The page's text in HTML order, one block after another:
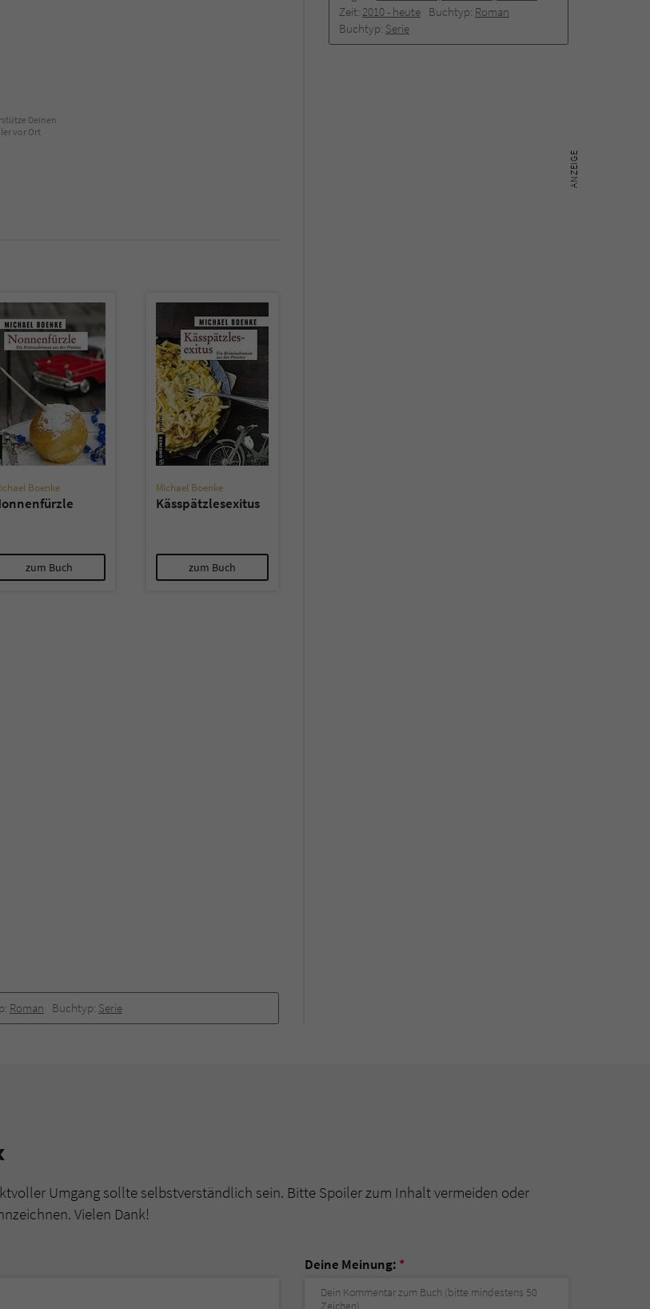
Zeit: 2010 -­ heute Buchtyp: Roman
Buchtyp: Serie
Deinen
vor Ort
Boenke
zum Buch
Michael Boenke
Kässpätzlesexitus
zum Buch
Roman Buchtyp: Serie
Umgang sollte selbstverständlich sein. Bitte Spoiler zum Inhalt vermeiden oder
Vielen Dank!
Deine Meinung: *
Webseite mit dem Benutzer. Es wird benötigt um z. B.
den Sicherheitscode des Kontaktformulars zu
überprüfen.